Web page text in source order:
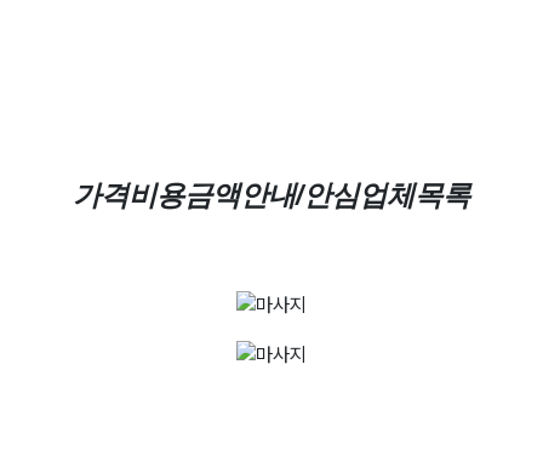
가격비용금액안내/안심업체목록